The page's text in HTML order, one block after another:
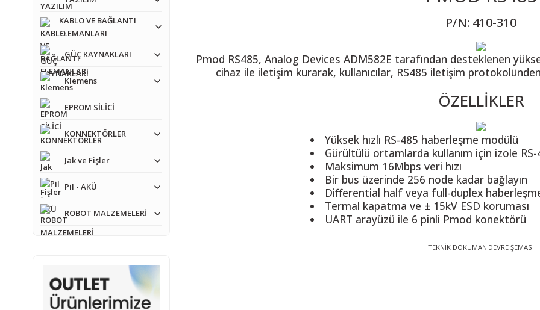
KABLO VE BAĞLANTI
ELEMANLARI
GÜÇ KAYNAKLARI
Klemens
EPROM SİLİCİ
KONNEKTÖRLER
Jak ve Fişler
Pil - AKÜ
ROBOT MALZEMELERİ
P/N: 410-310
Pmod RS485, Analog Devices ADM582E tarafından desteklenen
cihaz ile iletişim kurarak, kullanıcılar, RS485 iletişim
ÖZELLİKLER
Yüksek hızlı RS-485 haberleşme modülü
Gürültülü ortamlarda kullanım için izole
Maksimum 16Mbps veri hızı
Bir bus üzerinde 256 node kadar bağlayın
Differential half veya full-duplex
Termal kapatma ve ± 15kV ESD koruması
UART arayüzü ile 6 pinli Pmod konektörü
TEKNİK DOKÜMAN DEVRE ŞEMASI